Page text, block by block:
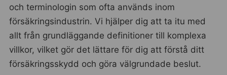
och terminologin som ofta används inom
försäkringsindustrin. Vi hjälper dig att ta itu med
allt från grundläggande definitioner till komplexa
villkor, vilket gör det lättare för dig att förstå ditt
försäkringsskydd och göra välgrundade beslut.